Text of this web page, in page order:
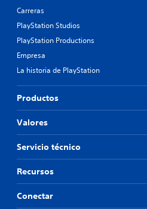
Carreras
PlayStation Studios
PlayStation Productions
Empresa
La historia de PlayStation
Productos
Valores
Servicio técnico
Recursos
Conectar